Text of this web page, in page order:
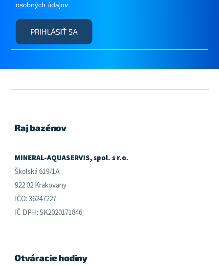
osobných údajov
PRIHLÁSIŤ SA
Raj bazénov
MINERAL-AQUASERVIS, spol. s r.o.
Školská 619/1A
922 02 Krakovany
IČO: 36247227
IČ DPH: SK2020171846
Otváracie hodiny